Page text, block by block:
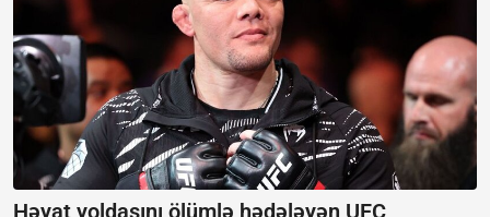
Həyat yoldaşını ölümlə hədələyən UFC